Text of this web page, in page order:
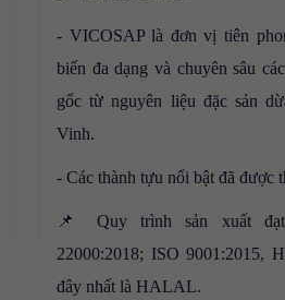
- VICOSAP là đơn vị tiên
biến đa dạng và chuyên sâu
gốc từ nguyên liệu đặc sản
Vinh.
- Các thành tựu nổi bật đã được
📌 Quy trình sản xuất
22000:2018; ISO 9001:2015,
đây nhất là HALAL.